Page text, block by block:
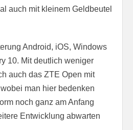
auch mit kleinem Geldbeutel
Android, iOS, Windows
10. Mit deutlich weniger
auch das ZTE Open mit
man hier bedenken
noch ganz am Anfang
Entwicklung abwarten